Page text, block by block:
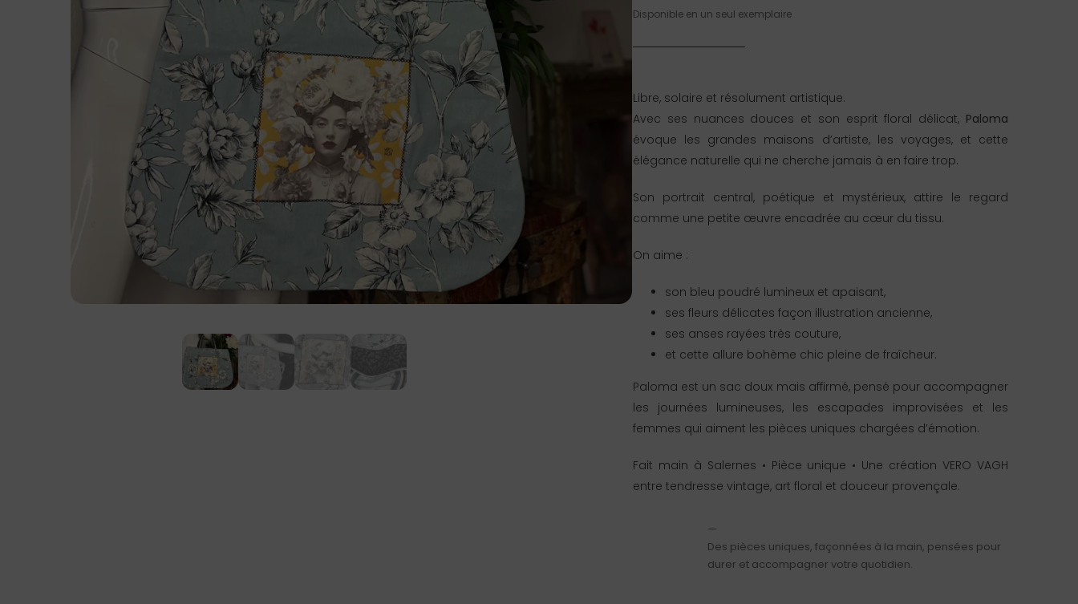
Disponible en un seul exemplaire
Libre, solaire et résolument artistique.
Avec ses nuances douces et son esprit floral délicat, Paloma
évoque les grandes maisons d’artiste, les voyages, et cette
élégance naturelle qui ne cherche jamais à en faire trop.
Son portrait central, poétique et mystérieux, attire le regard
comme une petite œuvre encadrée au cœur du tissu.
On aime :
son bleu poudré lumineux et apaisant,
ses fleurs délicates façon illustration ancienne,
ses anses rayées très couture,
et cette allure bohème chic pleine de fraîcheur.
Paloma est un sac doux mais affirmé, pensé pour accompagner
les journées lumineuses, les escapades improvisées et les
femmes qui aiment les pièces uniques chargées d’émotion.
Fait main à Salernes • Pièce unique • Une création VERO VAGH
entre tendresse vintage, art floral et douceur provençale.
—
Des pièces uniques, façonnées à la main, pensées pour
durer et accompagner votre quotidien.